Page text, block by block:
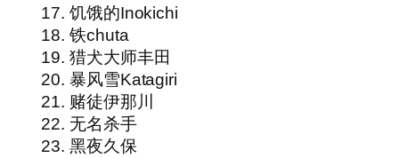
饥饿的Inokichi
铁chuta
猎犬大师丰田
暴风雪Katagiri
赌徒伊那川
无名杀手
黑夜久保